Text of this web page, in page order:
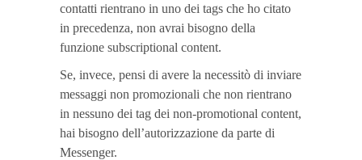
contatti rientrano in uno dei tags che ho citato
in precedenza, non avrai bisogno della
funzione subscriptional content.
Se, invece, pensi di avere la necessitò di inviare
messaggi non promozionali che non rientrano
in nessuno dei tag dei non-promotional content,
hai bisogno dell’autorizzazione da parte di
Messenger.